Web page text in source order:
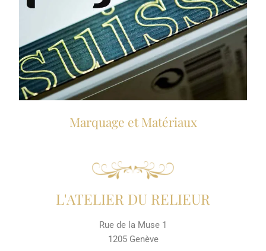
Marquage et Matériaux
L'ATELIER DU RELIEUR
Rue de la Muse 1
1205 Genève